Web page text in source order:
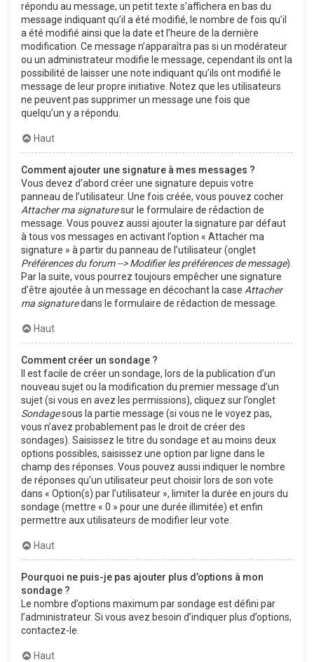
répondu au message, un petit texte s’affichera en bas du
message indiquant qu’il a été modifié, le nombre de fois qu’il
a été modifié ainsi que la date et l’heure de la dernière
modification. Ce message n’apparaîtra pas si un modérateur
ou un administrateur modifie le message, cependant ils ont la
possibilité de laisser une note indiquant qu’ils ont modifié le
message de leur propre initiative. Notez que les utilisateurs
ne peuvent pas supprimer un message une fois que
quelqu’un y a répondu.
Haut
Comment ajouter une signature à mes messages ?
Vous devez d’abord créer une signature depuis votre
panneau de l’utilisateur. Une fois créée, vous pouvez cocher
Attacher ma signaturesur le formulaire de rédaction de
message. Vous pouvez aussi ajouter la signature par défaut
à tous vos messages en activant l’option « Attacher ma
signature » à partir du panneau de l’utilisateur (onglet
Préférences du forum --> Modifier les préférences de message).
Par la suite, vous pourrez toujours empêcher une signature
d’être ajoutée à un message en décochant la case Attacher
ma signaturedans le formulaire de rédaction de message.
Haut
Comment créer un sondage ?
Il est facile de créer un sondage, lors de la publication d’un
nouveau sujet ou la modification du premier message d’un
sujet (si vous en avez les permissions), cliquez sur l’onglet
Sondagesous la partie message (si vous ne le voyez pas,
vous n’avez probablement pas le droit de créer des
sondages). Saisissez le titre du sondage et au moins deux
options possibles, saisissez une option par ligne dans le
champ des réponses. Vous pouvez aussi indiquer le nombre
de réponses qu’un utilisateur peut choisir lors de son vote
dans « Option(s) par l’utilisateur », limiter la durée en jours du
sondage (mettre « 0 » pour une durée illimitée) et enfin
permettre aux utilisateurs de modifier leur vote.
Haut
Pourquoi ne puis-je pas ajouter plus d’options à mon
sondage ?
Le nombre d’options maximum par sondage est défini par
l’administrateur. Si vous avez besoin d’indiquer plus d’options,
contactez-le.
Haut